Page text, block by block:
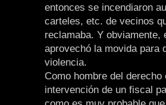
entonces se incendiaron
carteles, etc. de vecinos
reclamaba. Y
aprovechó la movida para
violencia.
Como hombre del
intervención de un fiscal